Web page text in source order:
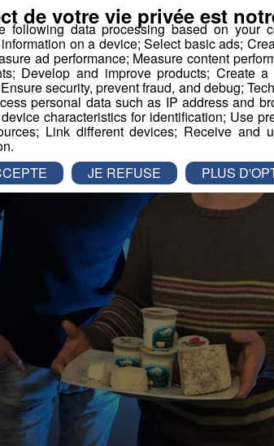
data processing based on your
on a device; Select basic ads;
ad performance; Measure content
Develop and improve products; Create
security, prevent fraud, and debug;
personal data such as IP address and
characteristics for identification; Use
Link different devices; Receive and
de votre vie privée est
JE REFUSE PLUS